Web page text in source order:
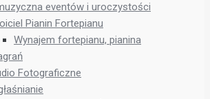
eventów i uroczystości
Pianin Fortepianu
Wynajem fortepianu, pianina
Fotograficzne